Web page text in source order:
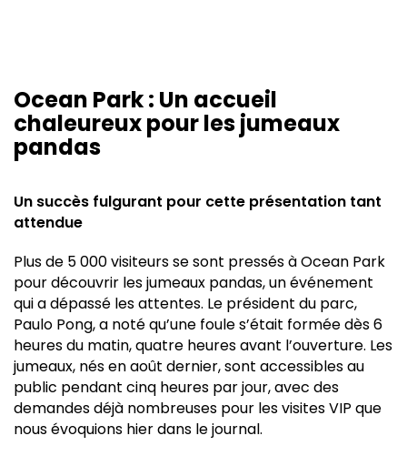
Ocean Park : Un accueil
chaleureux pour les jumeaux
pandas
Un succès fulgurant pour cette présentation tant
attendue
Plus de 5 000 visiteurs se sont pressés à Ocean Park
pour découvrir les jumeaux pandas, un événement
qui a dépassé les attentes. Le président du parc,
Paulo Pong, a noté qu’une foule s’était formée dès 6
heures du matin, quatre heures avant l’ouverture. Les
jumeaux, nés en août dernier, sont accessibles au
public pendant cinq heures par jour, avec des
demandes déjà nombreuses pour les visites VIP que
nous évoquions hier dans le journal.